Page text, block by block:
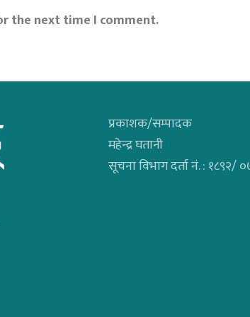
the next time I comment.
प्रकाशक/सम्पादक
महेन्द्र घतानी
सूचना विभाग दर्ता नं. : १८९२/